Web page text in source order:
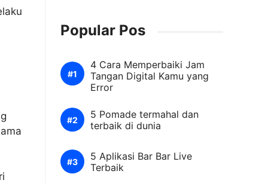
Popular Pos
4 Cara Memperbaiki Jam
Tangan Digital Kamu yang
Error
5 Pomade termahal dan
terbaik di dunia
5 Aplikasi Bar Bar Live
Terbaik